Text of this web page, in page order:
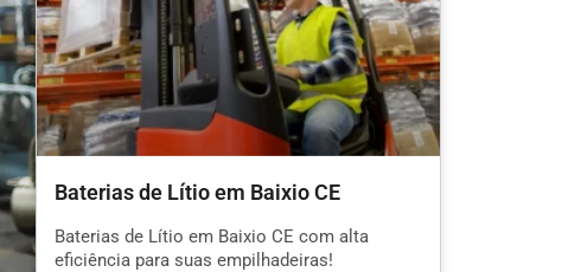
Baterias de Lítio em Baixio CE
Baterias de Lítio em Baixio CE com alta
eficiência para suas empilhadeiras!